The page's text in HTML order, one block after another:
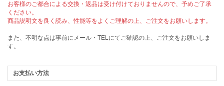
お客様のご都合による交換・返品は受け付けておりませんので、予めご了承
ください。
商品説明文を良く読み、性能等をよくご理解の上、ご注文をお願いします。
また、不明な点は事前にメール・TELにてご確認の上、ご注文をお願いしま
す。
お支払い方法